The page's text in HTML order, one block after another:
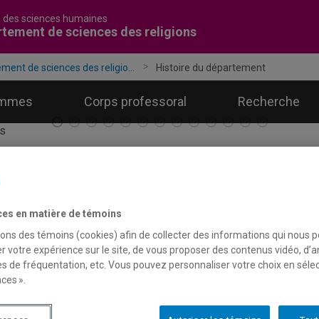
des sciences humaines
de sciences des religions
de sciences des religio... Histoire du département
Corps professoral Recherche
du département
d’une histoire qui remonte à la fondation de l’UQAM, à la fin
de l’UQAM faisait partie de l’ensemble des sciences
provenaient alors des Écoles normales Jacques-
ils s’entendaient pour pratiquer et transmettre une
en matière de témoins
des témoins (cookies) afin de collecter des informations qui nous
votre expérience sur le site, de vous proposer des contenus vidéo,
de fréquentation, etc. Vous pouvez personnaliser votre choix en
».